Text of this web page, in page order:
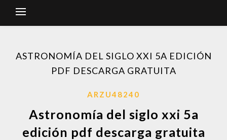
ASTRONOMÍA DEL SIGLO XXI 5A EDICIÓN
PDF DESCARGA GRATUITA
ARZU48240
Astronomía del siglo xxi 5a
edición pdf descarga gratuita